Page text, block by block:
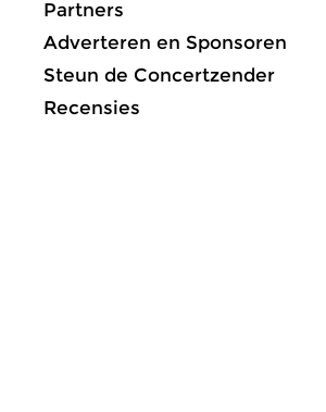
Partners
Adverteren en Sponsoren
Steun de Concertzender
Recensies